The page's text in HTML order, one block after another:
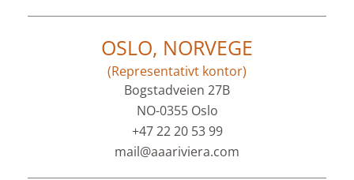
OSLO, NORVEGE
(Representativt kontor)
Bogstadveien 27B
NO-0355 Oslo
+47 22 20 53 99
mail@aaariviera.com